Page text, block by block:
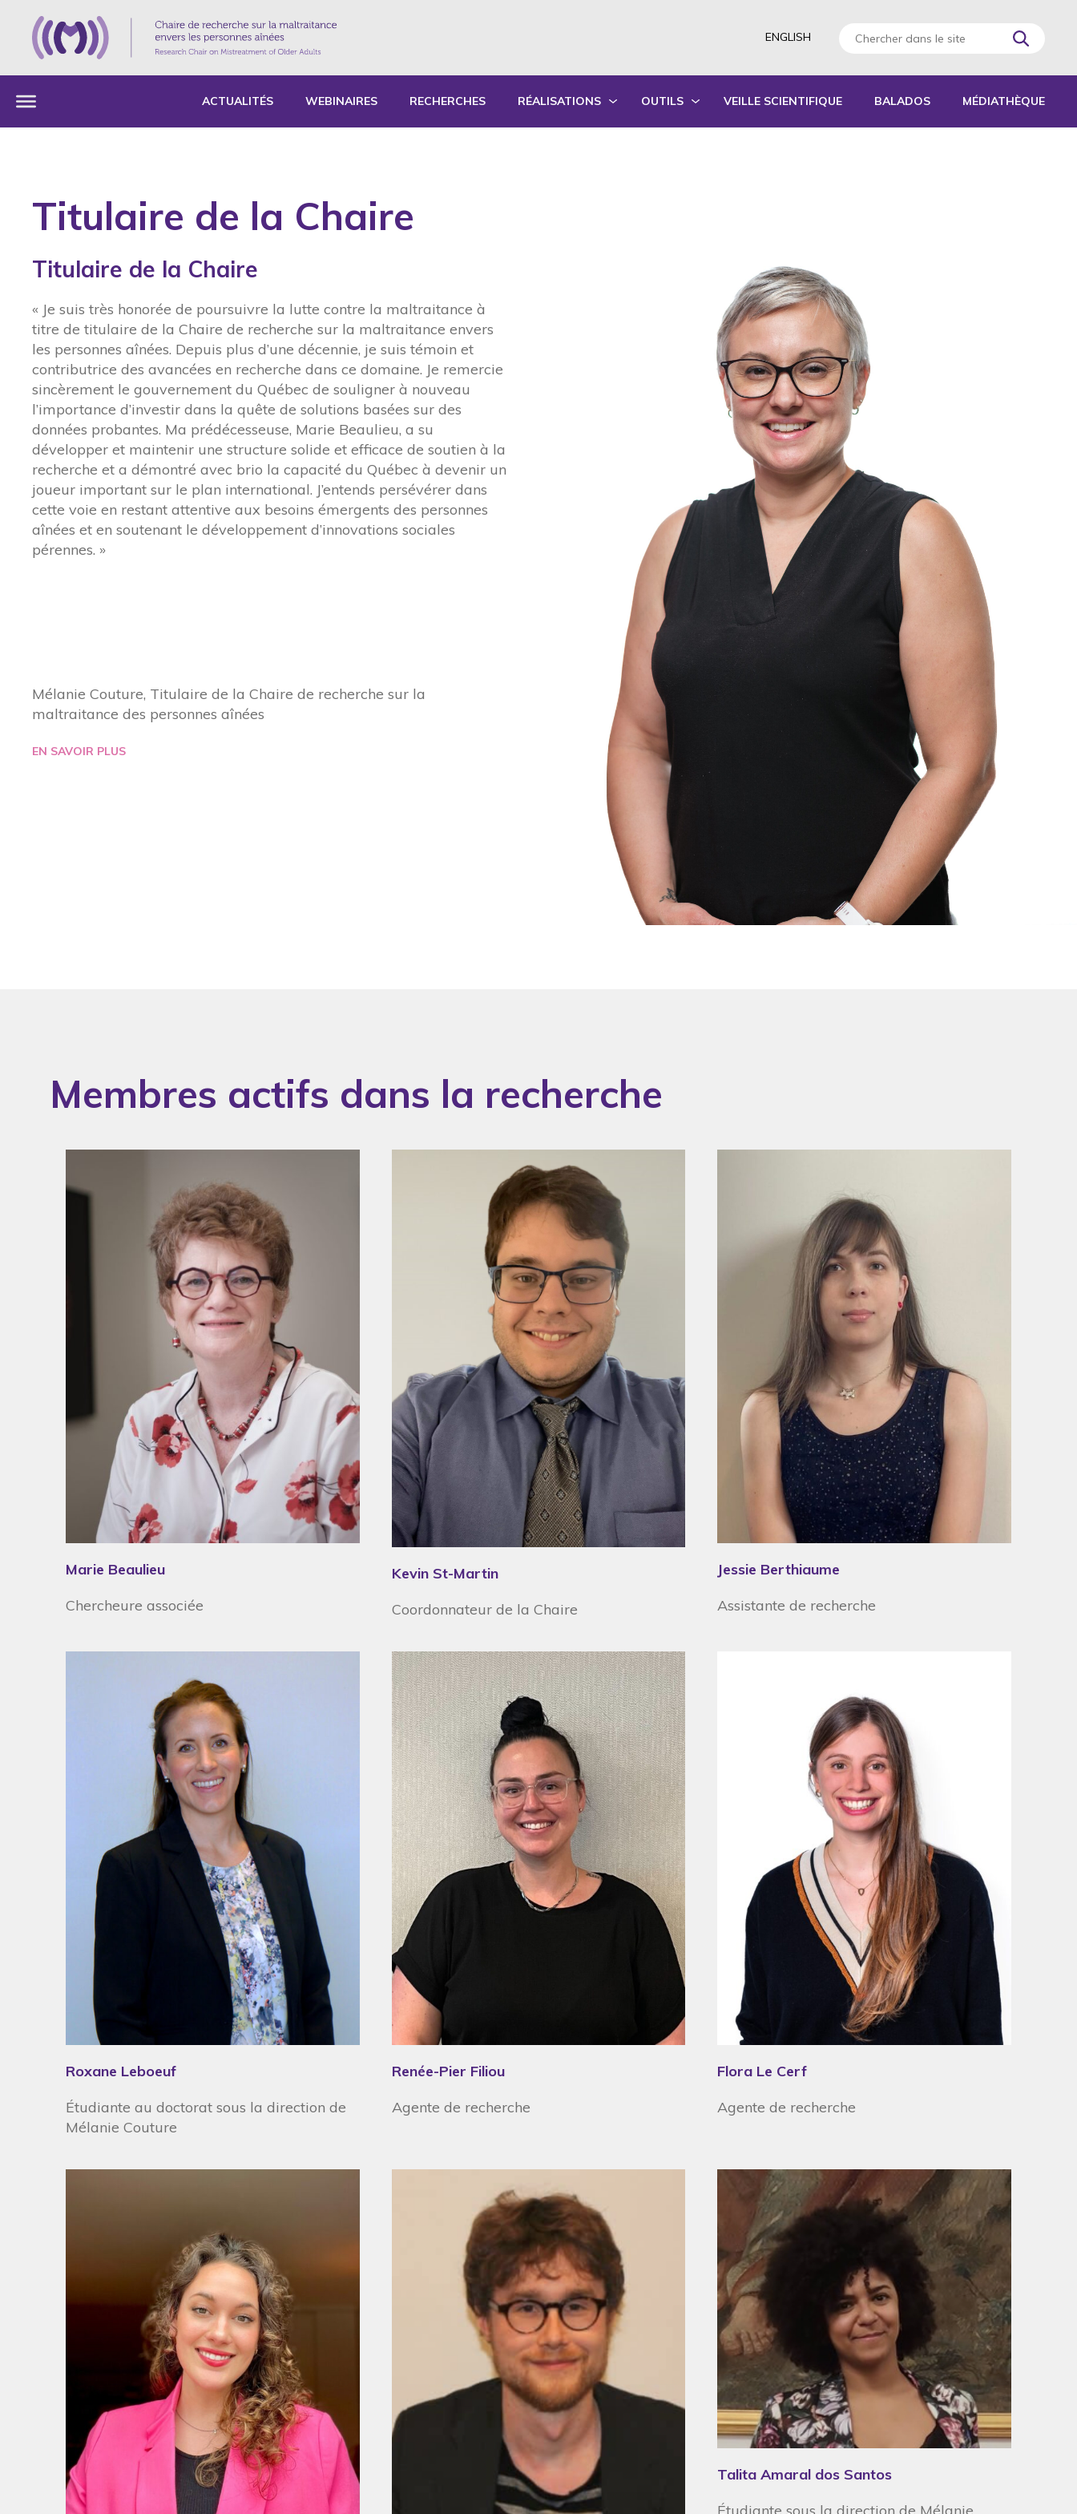
ENGLISH
ACTUALITÉS WEBINAIRES RECHERCHES RÉALISATIONS OUTILS VEILLE SCIENTIFIQUE BALADOS MÉDIATHÈQUE
Titulaire de la Chaire
Titulaire de la Chaire
« Je suis très honorée de poursuivre la lutte contre la maltraitance à
titre de titulaire de la Chaire de recherche sur la maltraitance envers
les personnes aînées. Depuis plus d’une décennie, je suis témoin et
contributrice des avancées en recherche dans ce domaine. Je remercie
sincèrement le gouvernement du Québec de souligner à nouveau
l’importance d’investir dans la quête de solutions basées sur des
données probantes. Ma prédécesseuse, Marie Beaulieu, a su
développer et maintenir une structure solide et efficace de soutien à la
recherche et a démontré avec brio la capacité du Québec à devenir un
joueur important sur le plan international. J’entends persévérer dans
cette voie en restant attentive aux besoins émergents des personnes
aînées et en soutenant le développement d’innovations sociales
pérennes. »
Mélanie Couture, Titulaire de la Chaire de recherche sur la
maltraitance des personnes aînées
EN SAVOIR PLUS
Membres actifs dans la recherche
Marie Beaulieu
Chercheure associée
Kevin St-Martin
Coordonnateur de la Chaire
Jessie Berthiaume
Assistante de recherche
Roxane Leboeuf
Étudiante au doctorat sous la direction de
Mélanie Couture
Renée-Pier Filiou
Agente de recherche
Flora Le Cerf
Agente de recherche
Talita Amaral dos Santos